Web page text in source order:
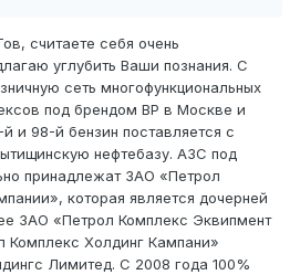
считаете себя очень
углубить Ваши познания. С
сеть многофункциональных
под брендом ВР в Москве и
и 98-й бензин поставляется с
нефтебазу. АЗС под
принадлежат ЗАО «Петрол
которая является дочерней
ЗАО «Петрол Комплекс Эквипмент
Холдинг Кампани»
Лимитед. С 2008 года 100%